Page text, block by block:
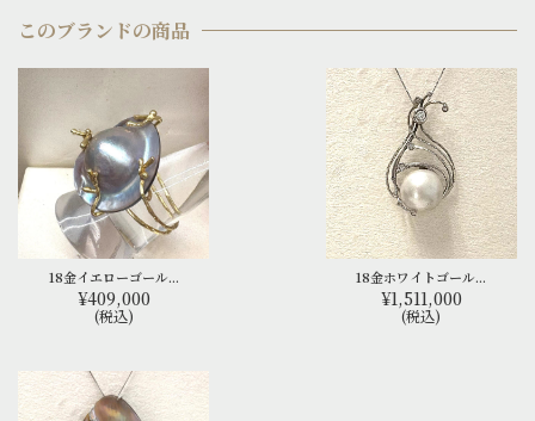
このブランドの商品
18金イエローゴール...
¥409,000
(税込)
18金ホワイトゴール...
¥1,511,000
(税込)